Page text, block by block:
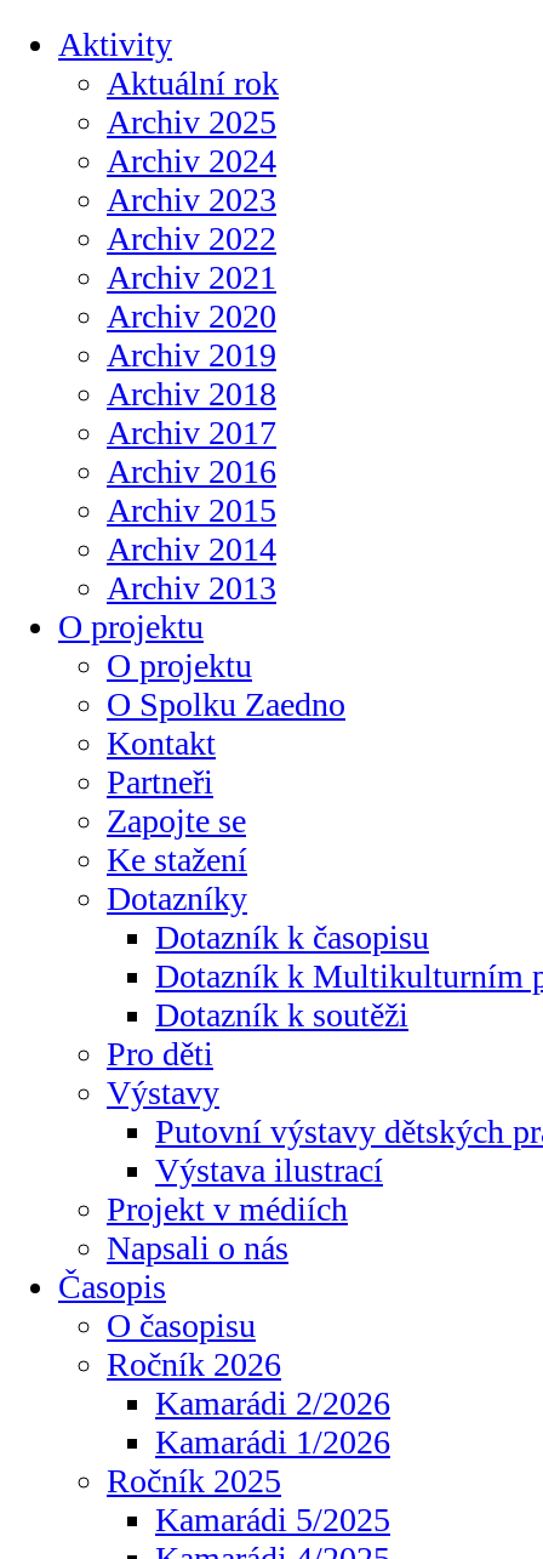
Aktivity
Aktuální rok
Archiv 2025
Archiv 2024
Archiv 2023
Archiv 2022
Archiv 2021
Archiv 2020
Archiv 2019
Archiv 2018
Archiv 2017
Archiv 2016
Archiv 2015
Archiv 2014
Archiv 2013
O projektu
O projektu
O Spolku Zaedno
Kontakt
Partneři
Zapojte se
Ke stažení
Dotazníky
Dotazník k časopisu
Dotazník k Multikulturním
Dotazník k soutěži
Pro děti
Výstavy
Putovní výstavy dětských
Výstava ilustrací
Projekt v médiích
Napsali o nás
Časopis
O časopisu
Ročník 2026
Kamarádi 2/2026
Kamarádi 1/2026
Ročník 2025
Kamarádi 5/2025